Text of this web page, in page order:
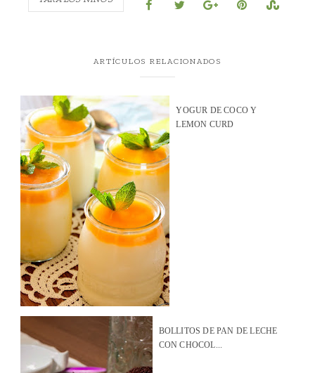
ARTÍCULOS RELACIONADOS
YOGUR DE COCO Y
LEMON CURD
BOLLITOS DE PAN DE LECHE
CON CHOCOL...